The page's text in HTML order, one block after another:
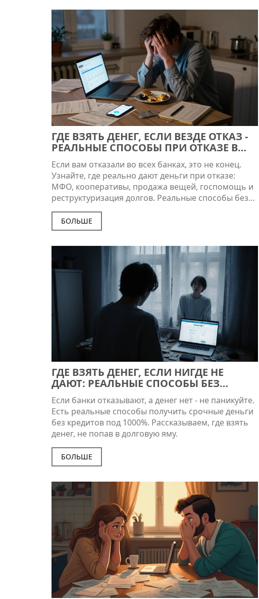
ГДЕ ВЗЯТЬ ДЕНЕГ, ЕСЛИ ВЕЗДЕ ОТКАЗ -
РЕАЛЬНЫЕ СПОСОБЫ ПРИ ОТКАЗЕ В
КРЕДИТАХ
Если вам отказали во всех банках, это не конец.
Узнайте, где реально дают деньги при отказе:
МФО, кооперативы, продажа вещей, госпомощь и
реструктуризация долгов. Реальные способы без
обмана.
БОЛЬШЕ
ГДЕ ВЗЯТЬ ДЕНЕГ, ЕСЛИ НИГДЕ НЕ
ДАЮТ: РЕАЛЬНЫЕ СПОСОБЫ БЕЗ
МОШЕННИКОВ
Если банки отказывают, а денег нет - не паникуйте.
Есть реальные способы получить срочные деньги
без кредитов под 1000%. Рассказываем, где взять
денег, не попав в долговую яму.
БОЛЬШЕ